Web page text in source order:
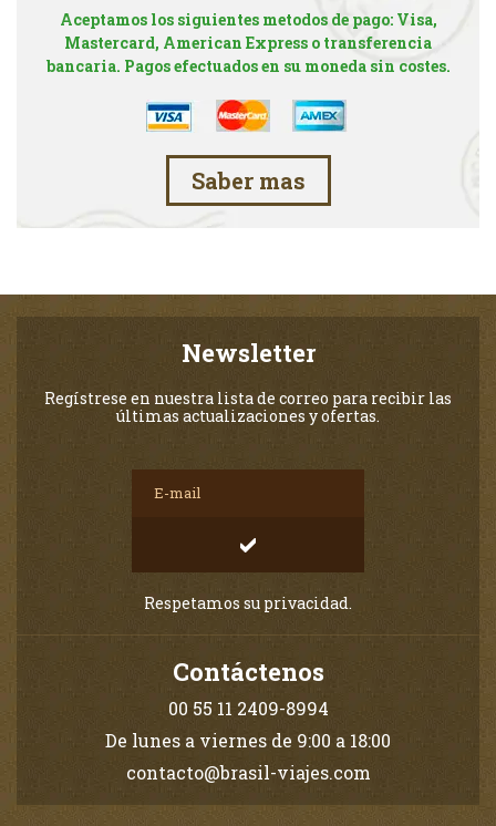
Aceptamos los siguientes metodos de pago: Visa,
Mastercard, American Express o transferencia
bancaria. Pagos efectuados en su moneda sin costes.
Saber mas
Newsletter
Regístrese en nuestra lista de correo para recibir las
últimas actualizaciones y ofertas.
Respetamos su privacidad.
Contáctenos
00 55 11 2409-8994
De lunes a viernes de 9:00 a 18:00
contacto@brasil-viajes.com